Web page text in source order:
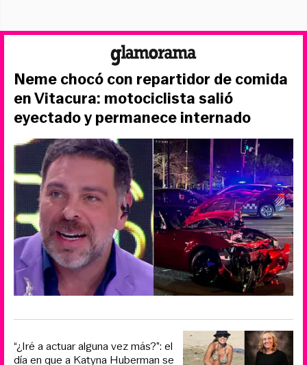
Neme chocó con repartidor de comida
en Vitacura: motociclista salió
eyectado y permanece internado
“¿Iré a actuar alguna vez más?”: el
día en que a Katyna Huberman se